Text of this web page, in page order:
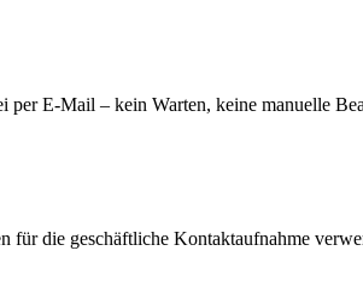
E-Mail – kein Warten, keine manuelle
für die geschäftliche Kontaktaufnahme